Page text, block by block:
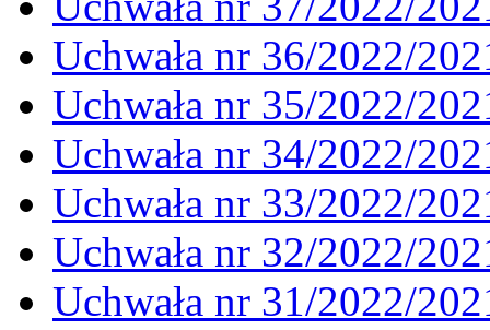
Uchwała nr 36/2022/
Uchwała nr 35/2022/
Uchwała nr 34/2022/
Uchwała nr 33/2022/
Uchwała nr 32/2022/
Uchwała nr 31/2022/